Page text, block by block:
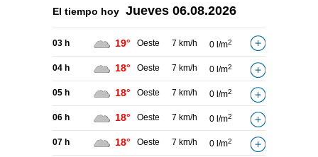
El tiempo hoy Jueves 06.08.2026
03 h 19° Oeste 7 km/h 0 l/m2
04 h 18° Oeste 7 km/h 0 l/m2
05 h 18° Oeste 7 km/h 0 l/m2
06 h 18° Oeste 7 km/h 0 l/m2
07 h 18° Oeste 7 km/h 0 l/m2